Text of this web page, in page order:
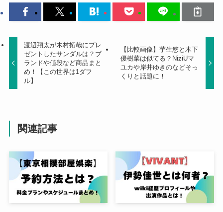
渡辺翔太が木村拓哉にプレ
ゼントしたサンダルは？ブ
ランドや値段など商品まと
め！【この世界は1ダフ
ル】
【比較画像】芋生悠と木下
優樹菜は似てる？NiziUマ
ユカや岸井ゆきのなどそっ
くりと話題に！
関連記事